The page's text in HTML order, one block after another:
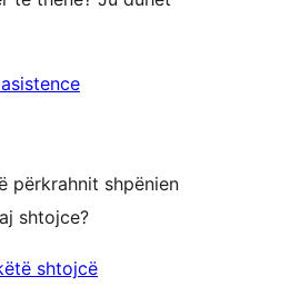
përkrahnit shpënien
shtojce?
shtojcë